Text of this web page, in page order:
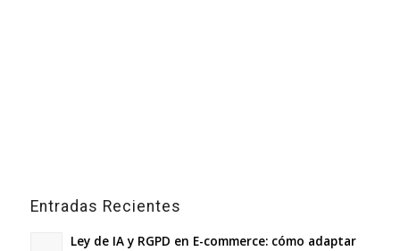
Entradas Recientes
Ley de IA y RGPD en E-commerce: cómo adaptar